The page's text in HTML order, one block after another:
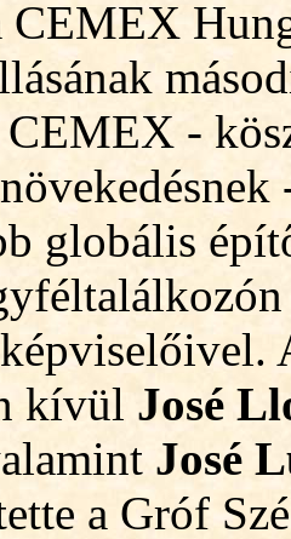
CEMEX
CEMEX -
globális
kívül José
José
a Gróf